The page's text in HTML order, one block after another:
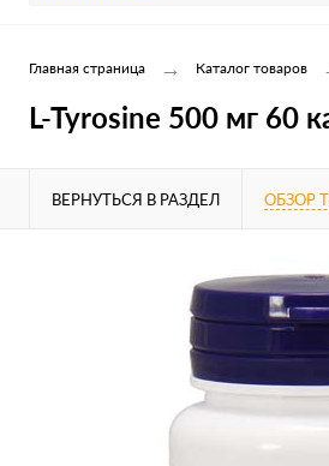
Главная страница → Каталог товаров
L-Tyrosine 500 мг 60
ВЕРНУТЬСЯ В РАЗДЕЛ ОБЗОР